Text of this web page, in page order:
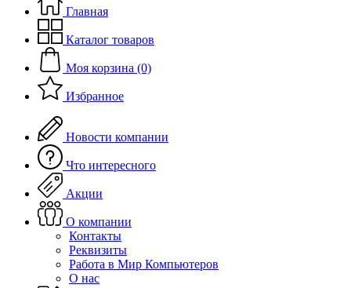
Главная
Каталог товаров
Моя корзина (0)
Избранное
Новости компании
Что интересного
Акции
О компании
Контакты
Реквизиты
Работа в Мир Компьютеров
О нас